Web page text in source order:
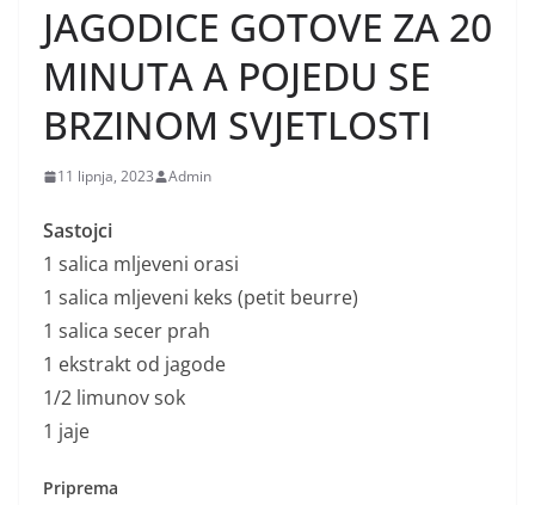
JAGODICE GOTOVE ZA 20
MINUTA A POJEDU SE
BRZINOM SVJETLOSTI
11 lipnja, 2023 Admin
Sastojci
1 salica mljeveni orasi
1 salica mljeveni keks (petit beurre)
1 salica secer prah
1 ekstrakt od jagode
1/2 limunov sok
1 jaje
Priprema